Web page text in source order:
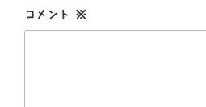
コメント ※